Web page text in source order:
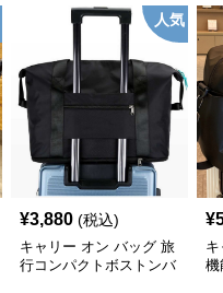
人気
¥3,880 (税込)
キャリー オン バッグ 旅
行コンパクトボストンバ
¥
機